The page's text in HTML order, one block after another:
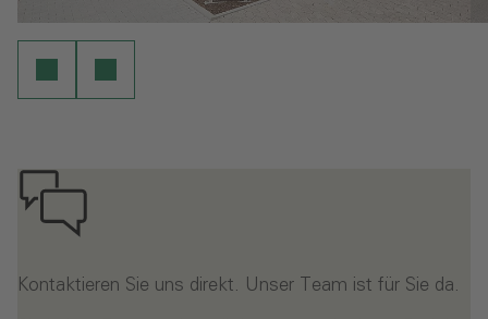
Kontaktieren Sie uns direkt. Unser Team ist für Sie da.